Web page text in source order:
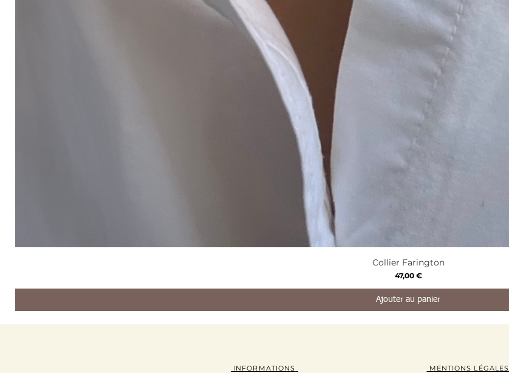
Aperçu rapide
Collier Farington
Prix
47,00 €
Ajouter au panier
INFORMATIONS MENTIONS LÉGALES